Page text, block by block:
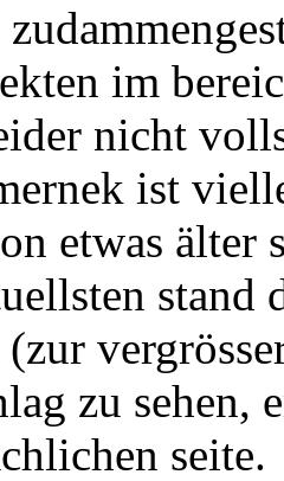
im
nicht
ist
etwas älter
stand
zu sehen,
seite.